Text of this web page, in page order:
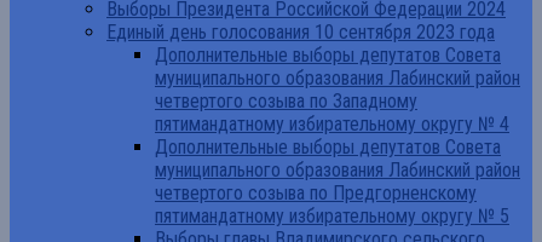
Выборы Президента Российской Федерации 2024
Единый день голосования 10 сентября 2023 года
Дополнительные выборы депутатов Совета
муниципального образования Лабинский район
четвертого созыва по Западному
пятимандатному избирательному округу № 4
Дополнительные выборы депутатов Совета
муниципального образования Лабинский район
четвертого созыва по Предгорненскому
пятимандатному избирательному округу № 5